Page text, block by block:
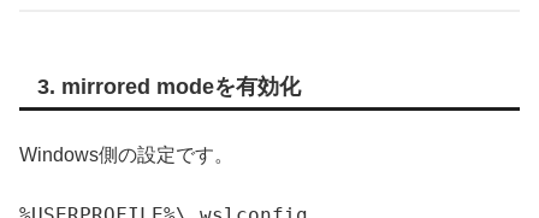
3. mirrored modeを有効化
Windows側の設定です。